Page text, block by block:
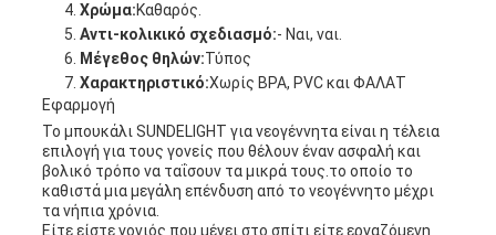
Χρώμα:Καθαρός.
Αντι-κολικικό σχεδιασμό:- Ναι, ναι.
Μέγεθος θηλών:Τύπος
Χαρακτηριστικό:Χωρίς BPA, PVC και ΦΑΛΑΤ
Εφαρμογή
Το μπουκάλι SUNDELIGHT για νεογέννητα είναι η τέλεια
επιλογή για τους γονείς που θέλουν έναν ασφαλή και
βολικό τρόπο να ταΐσουν τα μικρά τους.το οποίο το
καθιστά μια μεγάλη επένδυση από το νεογέννητο μέχρι
τα νήπια χρόνια.
Είτε είστε γονιός που μένει στο σπίτι είτε εργαζόμενη